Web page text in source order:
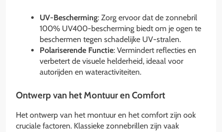
UV-Bescherming: Zorg ervoor dat de zonnebril
100% UV400-bescherming biedt om je ogen te
beschermen tegen schadelijke UV-stralen.
Polariserende Functie: Vermindert reflecties en
verbetert de visuele helderheid, ideaal voor
autorijden en wateractiviteiten.
Ontwerp van het Montuur en Comfort
Het ontwerp van het montuur en het comfort zijn ook
cruciale factoren. Klassieke zonnebrillen zijn vaak